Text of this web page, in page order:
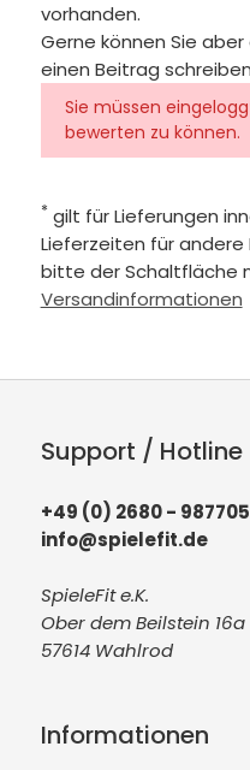
vorhanden.
Gerne können Sie
einen Beitrag
Sie müssen
bewerten zu können.
* gilt für Lieferungen
Lieferzeiten für
bitte der Schaltfläche
Versandinformationen
Support / Hotline
+49 (0) 2680 -
info@spielefit.de
SpieleFit e.K.
Ober dem Beilstein 16a
57614 Wahlrod
Informationen